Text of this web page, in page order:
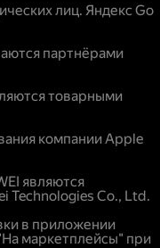
лиц. Яндекс Go
партнёрами
товарными
компании Apple
являются
Technologies Co., Ltd.
в приложении
маркетплейсы" при